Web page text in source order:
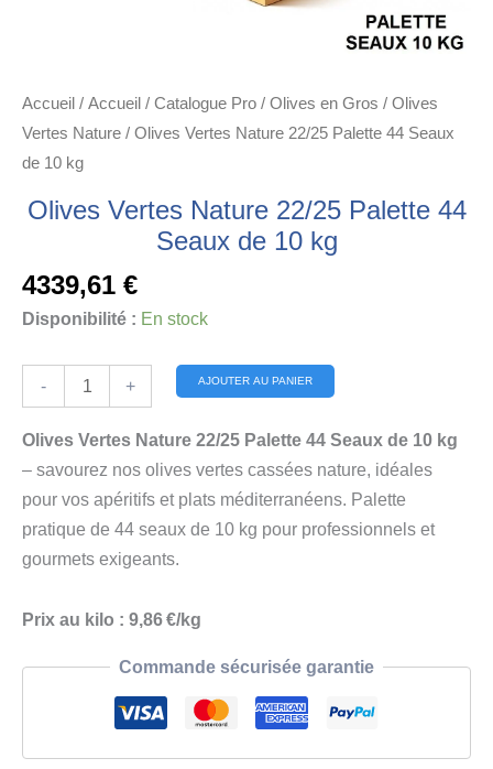
Accueil / Accueil / Catalogue Pro / Olives en Gros / Olives
Vertes Nature / Olives Vertes Nature 22/25 Palette 44 Seaux
de 10 kg
Olives Vertes Nature 22/25 Palette 44
Seaux de 10 kg
4339,61 €
Disponibilité : En stock
-
de
Olives
Vertes
Nature
22/25
Palette
Seaux
+ AJOUTER AU PANIER
Olives Vertes Nature 22/25 Palette 44 Seaux de 10 kg
– savourez nos olives vertes cassées nature, idéales
pour vos apéritifs et plats méditerranéens. Palette
pratique de 44 seaux de 10 kg pour professionnels et
gourmets exigeants.
Prix au kilo : 9,86 €/kg
Commande sécurisée garantie